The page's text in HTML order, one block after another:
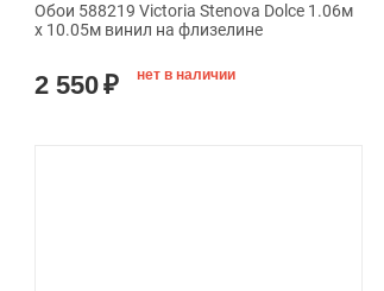
Обои 588219 Victoria Stenova Dolce 1.06м
x 10.05м винил на флизелине
2 550₽ нет в наличии